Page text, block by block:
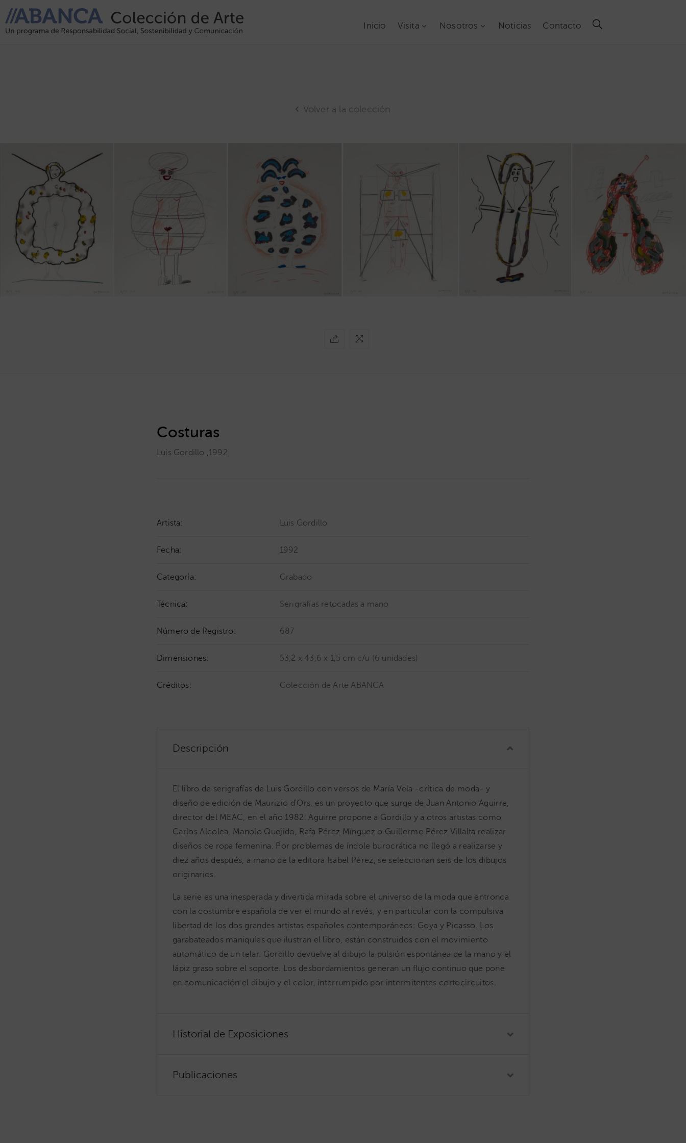
Inicio Visita Nosotros Noticias Contacto
Volver a la colección
Costuras
Luis Gordillo ,1992
Artista: Luis Gordillo
Fecha: 1992
Categoría: Grabado
Técnica: Serigrafías retocadas a mano
Número de Registro: 687
Dimensiones: 53,2 x 43,6 x 1,5 cm c/u (6 unidades)
Créditos: Colección de Arte ABANCA
Descripción
El libro de serigrafías de Luis Gordillo con versos de María Vela -crítica de moda- y
diseño de edición de Maurizio d'Ors, es un proyecto que surge de Juan Antonio Aguirre,
director del MEAC, en el año 1982. Aguirre propone a Gordillo y a otros artistas como
Carlos Alcolea, Manolo Quejido, Rafa Pérez Mínguez o Guillermo Pérez Villalta realizar
diseños de ropa femenina. Por problemas de índole burocrática no llegó a realizarse y
diez años después, a mano de la editora Isabel Pérez, se seleccionan seis de los dibujos
originarios.
La serie es una inesperada y divertida mirada sobre el universo de la moda que entronca
con la costumbre española de ver el mundo al revés, y en particular con la compulsiva
libertad de los dos grandes artistas españoles contemporáneos: Goya y Picasso. Los
garabateados maniquíes que ilustran el libro, están construidos con el movimiento
automático de un telar. Gordillo devuelve al dibujo la pulsión espontánea de la mano y el
lápiz graso sobre el soporte. Los desbordamientos generan un flujo continuo que pone
en comunicación el dibujo y el color, interrumpido por intermitentes cortocircuitos.
Historial de Exposiciones
Publicaciones